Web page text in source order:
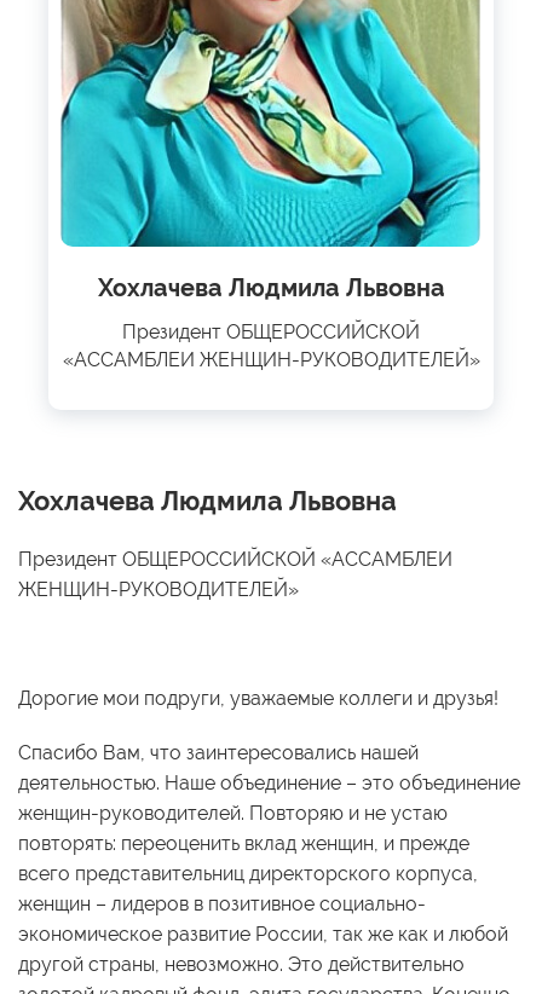
Хохлачева Людмила Львовна
Президент ОБЩЕРОССИЙСКОЙ
«АССАМБЛЕИ ЖЕНЩИН-РУКОВОДИТЕЛЕЙ»
Хохлачева Людмила Львовна
Президент ОБЩЕРОССИЙСКОЙ «АССАМБЛЕИ
ЖЕНЩИН-РУКОВОДИТЕЛЕЙ»
Дорогие мои подруги, уважаемые коллеги и друзья!
Спасибо Вам, что заинтересовались нашей
деятельностью. Наше объединение – это объединение
женщин-руководителей. Повторяю и не устаю
повторять: переоценить вклад женщин, и прежде
всего представительниц директорского корпуса,
женщин – лидеров в позитивное социально-
экономическое развитие России, так же как и любой
другой страны, невозможно. Это действительно